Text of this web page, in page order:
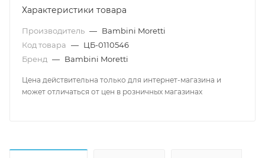
Характеристики товара
Производитель — Bambini Moretti
Код товара — ЦБ-0110546
Бренд — Bambini Moretti
Цена действительна только для интернет-магазина и
может отличаться от цен в розничных магазинах